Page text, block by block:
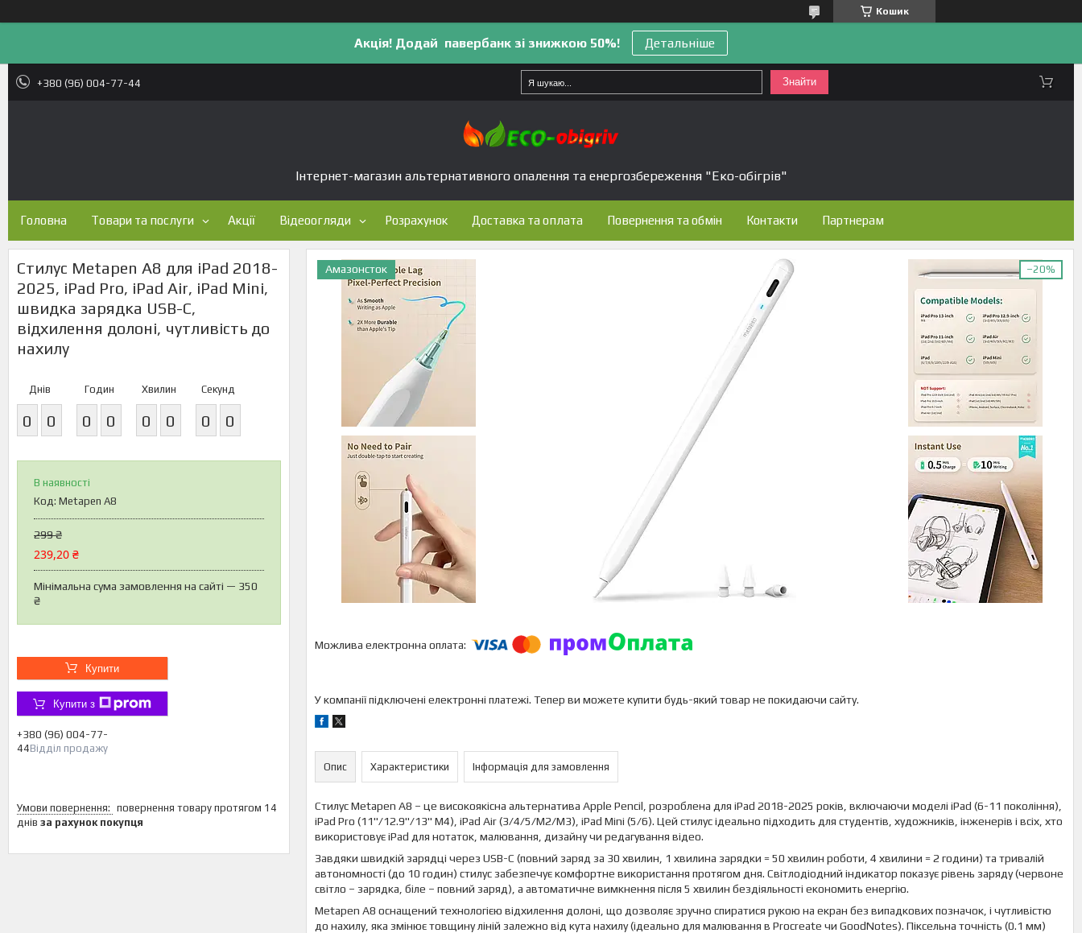
Кошик
Акція! Додай павербанк зі знижкою 50%! Детальніше
+380 (96) 004-77-44 Знайти
Інтернет-магазин альтернативного опалення та енергозбереження "Еко-обігрів"
Головна Товари та послуги Акції Відеоогляди Розрахунок Доставка та оплата Повернення та обмін Контакти Партнерам
Стилус Metapen A8 для iPad 2018-
2025, iPad Pro, iPad Air, iPad Mini,
швидка зарядка USB-C,
відхилення долоні, чутливість до
нахилу
Днів
0 0
Годин
0 0
Хвилин
0 0
Секунд
0 0
В наявності
Код: Metapen A8
299 ₴
239,20 ₴
Мінімальна сума замовлення на сайті — 350
₴
Купити
Купити з
+380 (96) 004-77-
44Відділ продажу
повернення товару протягом 14
днів за рахунок покупця
Амазонсток –20%
У компанії підключені електронні платежі. Тепер ви можете купити будь-який товар не покидаючи сайту.
Опис Характеристики Інформація для замовлення
Стилус Metapen A8 – це високоякісна альтернатива Apple Pencil, розроблена для iPad 2018-2025 років, включаючи моделі iPad (6-11 покоління),
iPad Pro (11"/12.9"/13" M4), iPad Air (3/4/5/M2/M3), iPad Mini (5/6). Цей стилус ідеально підходить для студентів, художників, інженерів і всіх, хто
використовує iPad для нотаток, малювання, дизайну чи редагування відео.
Завдяки швидкій зарядці через USB-C (повний заряд за 30 хвилин, 1 хвилина зарядки = 50 хвилин роботи, 4 хвилини = 2 години) та тривалій
автономності (до 10 годин) стилус забезпечує комфортне використання протягом дня. Світлодіодний індикатор показує рівень заряду (червоне
світло – зарядка, біле – повний заряд), а автоматичне вимкнення після 5 хвилин бездіяльності економить енергію.
Metapen A8 оснащений технологією відхилення долоні, що дозволяє зручно спиратися рукою на екран без випадкових позначок, і чутливістю
до нахилу, яка змінює товщину ліній залежно від кута нахилу (ідеально для малювання в Procreate чи GoodNotes). Піксельна точність (0.1 мм)